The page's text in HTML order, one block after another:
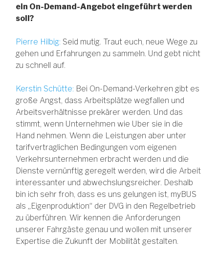
ein On-Demand-Angebot eingeführt werden
soll?
Pierre Hilbig: Seid mutig. Traut euch, neue Wege zu
gehen und Erfahrungen zu sammeln. Und gebt nicht
zu schnell auf.
Kerstin Schütte: Bei On-Demand-Verkehren gibt es
große Angst, dass Arbeitsplätze wegfallen und
Arbeitsverhältnisse prekärer werden. Und das
stimmt, wenn Unternehmen wie Uber sie in die
Hand nehmen. Wenn die Leistungen aber unter
tarifvertraglichen Bedingungen vom eigenen
Verkehrsunternehmen erbracht werden und die
Dienste vernünftig geregelt werden, wird die Arbeit
interessanter und abwechslungsreicher. Deshalb
bin ich sehr froh, dass es uns gelungen ist, myBUS
als „Eigenproduktion“ der DVG in den Regelbetrieb
zu überführen. Wir kennen die Anforderungen
unserer Fahrgäste genau und wollen mit unserer
Expertise die Zukunft der Mobilität gestalten.